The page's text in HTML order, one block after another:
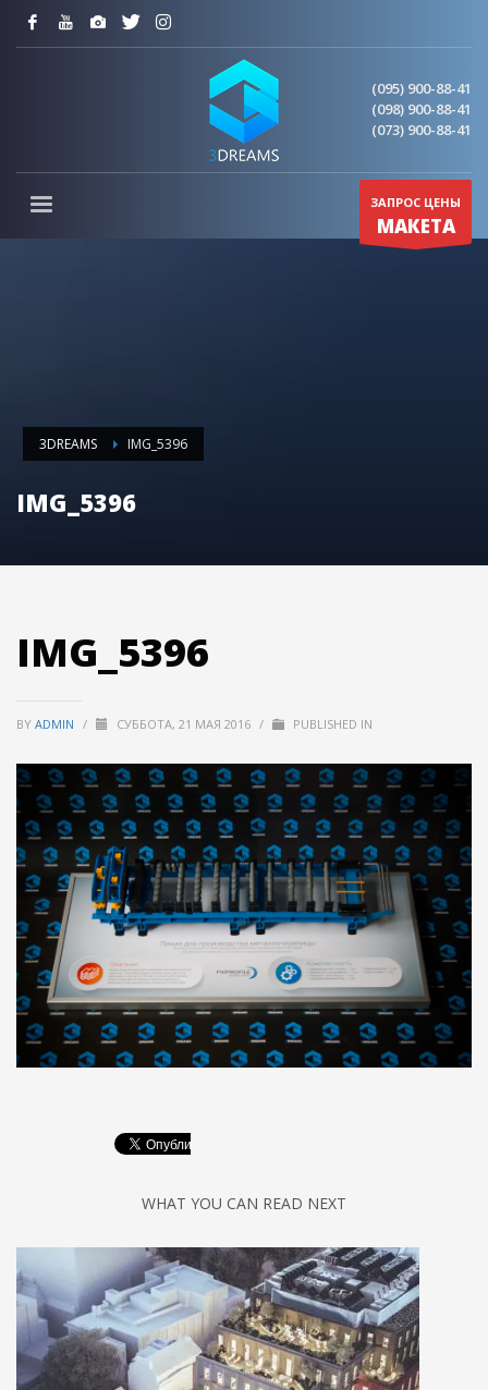
(095) 900-88-41
(098) 900-88-41
(073) 900-88-41
ЗАПРОС ЦЕНЫ
МАКЕТА
3DREAMS IMG_5396
IMG_5396
IMG_5396
BY ADMIN / СУББОТА, 21 МАЯ 2016 / PUBLISHED IN
WHAT YOU CAN READ NEXT